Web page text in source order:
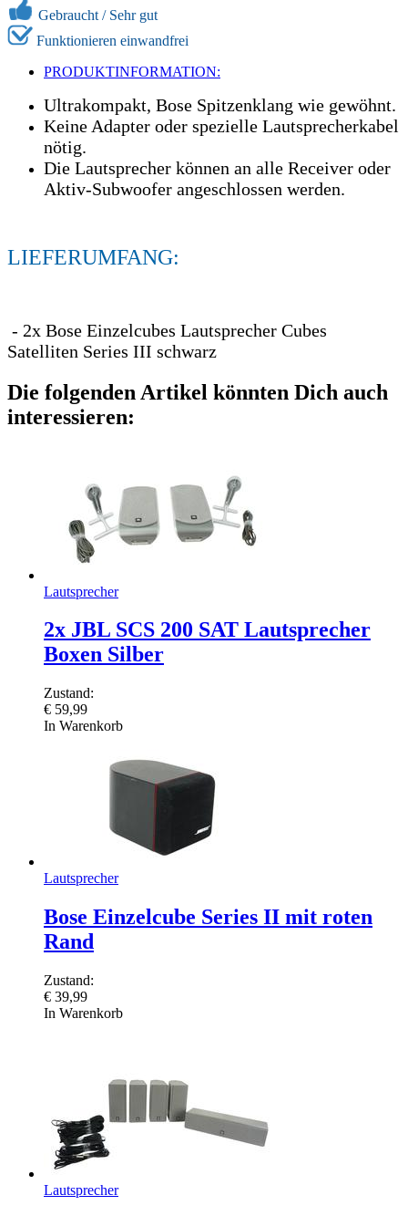
Gebraucht / Sehr gut
Funktionieren einwandfrei
PRODUKTINFORMATION:
Ultrakompakt, Bose Spitzenklang wie gewöhnt.
Keine Adapter oder spezielle Lautsprecherkabel
nötig.
Die Lautsprecher können an alle Receiver oder
Aktiv-Subwoofer angeschlossen werden.
LIEFERUMFANG:
- 2x Bose Einzelcubes Lautsprecher Cubes
Satelliten Series III schwarz
Die folgenden Artikel könnten Dich auch
interessieren:
Lautsprecher
2x JBL SCS 200 SAT Lautsprecher
Boxen Silber
Zustand:
€ 59,99
In Warenkorb
Lautsprecher
Bose Einzelcube Series II mit roten
Rand
Zustand:
€ 39,99
In Warenkorb
Lautsprecher